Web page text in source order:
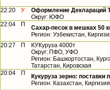
22:20 У
Оформление Деклараций
Округ: ЮФО
22:04
П Сахар-песок в мешках 50
Регион: Узбекистан,
20:27
П
КУКуруза 4000т
Округ: ПФО, УФО
Регион: Башкортостан,
Татарстан, Кировская
20:04
П
Кукуруза зерно: поставки
Регион: Казахстан,